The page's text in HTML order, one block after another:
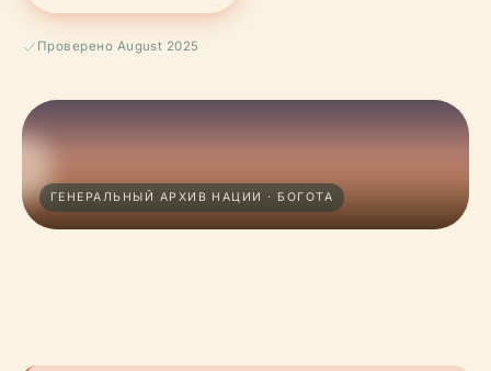
Проверено August 2025
ГЕНЕРАЛЬНЫЙ АРХИВ НАЦИИ · БОГОТА